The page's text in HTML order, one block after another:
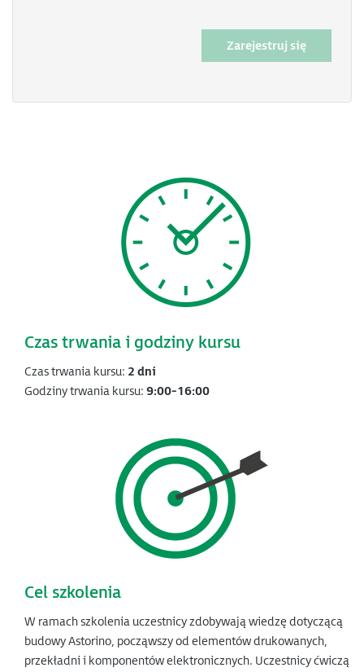
Zarejestruj się
Czas trwania i godziny kursu
Czas trwania kursu: 2 dni
Godziny trwania kursu: 9:00-16:00
Cel szkolenia
W ramach szkolenia uczestnicy zdobywają wiedzę dotyczącą
budowy Astorino, począwszy od elementów drukowanych,
przekładni i komponentów elektronicznych. Uczestnicy ćwiczą